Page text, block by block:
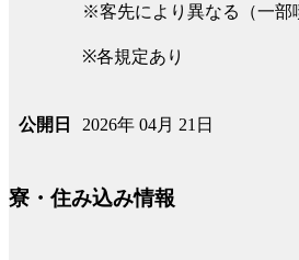
※客先により異なる（一部
※各規定あり
公開日 2026年 04月 21日
寮・住み込み情報